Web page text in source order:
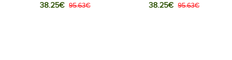
Lyhythihainen
38.25€ 95.63€
Kotipaita MM-kisat 2026
38.25€ 95.63€